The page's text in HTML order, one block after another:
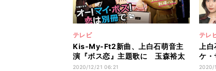
テレビ
Kis-My-Ft2新曲、上白石萌音主
演『ボス恋』主題歌に 玉森裕太
も出演
2020/12/21 06:21
テレ
上
ケ・
田夢
2020/